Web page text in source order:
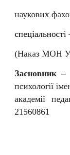
наукових
спеціальності
(Наказ МОН
Засновник –
психології
академії
21560861